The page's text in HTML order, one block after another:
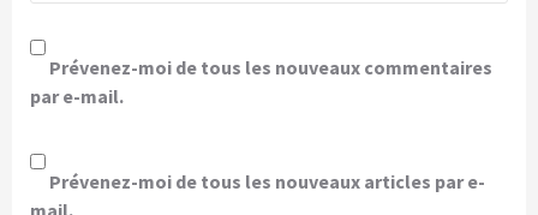
Prévenez-moi de tous les nouveaux commentaires
par e-mail.
Prévenez-moi de tous les nouveaux articles par e-